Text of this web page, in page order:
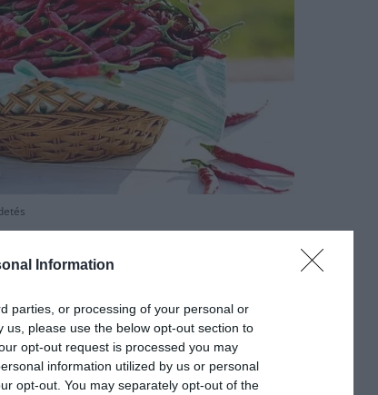
Information
parties, or processing of your personal or
please use the below opt-out section to
opt-out request is processed you may
information utilized by us or personal
opt-out. You may separately opt-out of the